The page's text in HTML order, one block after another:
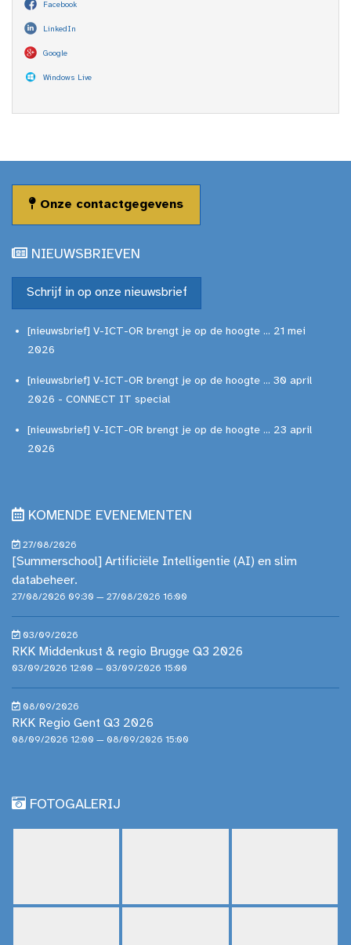
Facebook
LinkedIn
Google
Windows Live
Onze contactgegevens
NIEUWSBRIEVEN
Schrijf in op onze nieuwsbrief
[nieuwsbrief] V-ICT-OR brengt je op de hoogte ... 21 mei
2026
[nieuwsbrief] V-ICT-OR brengt je op de hoogte ... 30 april
2026 - CONNECT IT special
[nieuwsbrief] V-ICT-OR brengt je op de hoogte ... 23 april
2026
KOMENDE EVENEMENTEN
27/08/2026
[Summerschool] Artificiële Intelligentie (AI) en slim
databeheer.
27/08/2026 09:30 — 27/08/2026 16:00
03/09/2026
RKK Middenkust & regio Brugge Q3 2026
03/09/2026 12:00 — 03/09/2026 15:00
08/09/2026
RKK Regio Gent Q3 2026
08/09/2026 12:00 — 08/09/2026 15:00
FOTOGALERIJ